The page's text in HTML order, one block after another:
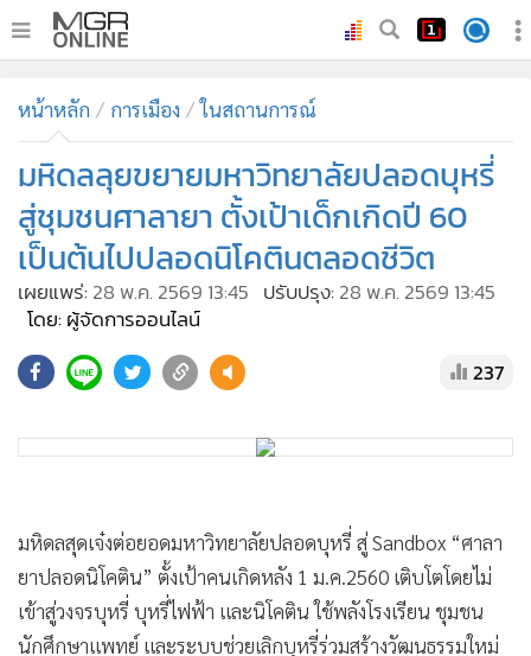
ทันเหตุการณ์
• ภาคใต้
ภูมิภาค
• Online Section
• บันเทิง
ผู้จัดการรายวัน
• ละคร
• Cyber BIZ
Good health & Well-being
• Green Innovation & SD
• Management & HR
• MGR Live
หน้าหลัก การเมือง ในสถานการณ์
มหิดลลุยขยายมหาวิทยาลัยปลอดบุหรี่
สู่ชุมชนศาลายา ตั้งเป้าเด็กเกิดปี 60
เป็นต้นไปปลอดนิโคตินตลอดชีวิต
เผยแพร่: 28 พ.ค. 2569 13:45 ปรับปรุง: 28 พ.ค. 2569 13:45
โดย: ผู้จัดการออนไลน์
237